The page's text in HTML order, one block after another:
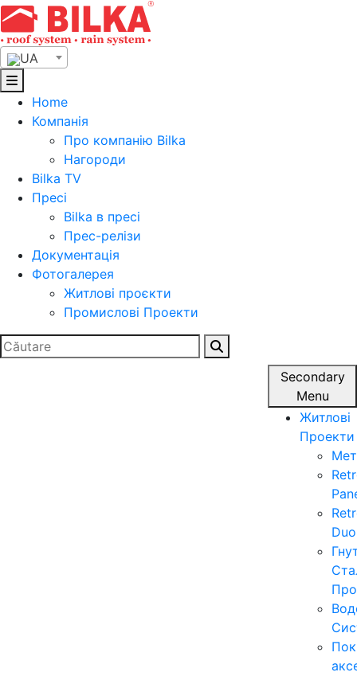
Skip
to
content
UA
Home
Компанія
Про компанію Bilka
Нагороди
Bilka TV
Пресі
Bilka в пресі
Прес-релізи
Документація
Фотогалерея
Житлові проєкти
Промислові Проекти
Search
for:
Secondary
Menu
Житлові
Проекти
Duo